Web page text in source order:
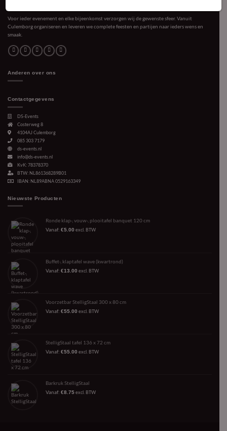
Voor ieder evenement en elke bijeenkomst verzorgen wij de gewenste sfeer. Vanuit
Culemborg organiseren en leveren we complete feesten en partijen naar ieders wens en
smaak.
Anderen over ons
Contactgegevens
DS-Events
Costerweg 8
4104AJ Culemborg
085 303 7179
ds-events.nl
info@ds-events.nl
KvK: 78378370
BTW: NL861368289B01
IBAN: NL89ABNA 0529163349
Nieuwste Producten
Ronde klap-, vouw-, plooitafel banquet 120 cm
Vanaf: €5.00 excl. BTW
Buffet-, klaptafel wave (kwartrond)
Vanaf: €13.00 excl. BTW
Voorzetbar StelligStaal 300 x 80 cm
Vanaf: €55.00 excl. BTW
StelligStaal tafel 136 x 72 cm
Vanaf: €55.00 excl. BTW
Barkruk StelligStaal
Vanaf: €8.75excl. BTW